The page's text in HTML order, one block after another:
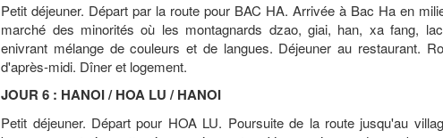
Petit déjeuner. Départ par la route pour BAC HA. Arrivée à Bac Ha en
marché des minorités où les montagnards dzao, giai, han, xa fang,
enivrant mélange de couleurs et de langues. Déjeuner au restaurant.
d'après-midi. Dîner et logement.
JOUR 6 : HANOI / HOA LU / HANOI
Petit déjeuner. Départ pour HOA LU. Poursuite de la route jusqu'au